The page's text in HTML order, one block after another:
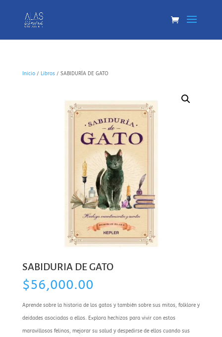
Inicio/ Libros/ SABIDURÍA DE GATO
SABIDURÍA DE GATO
$56,000.00
Aprende sobre la historia de los gatos y también sobre sus mitos, folklore y
deidades asociadas a ellos. Explora hechizos para vivir con estos
maravillosos felinos, mejorar su salud y despedirse de ellos cuando sus